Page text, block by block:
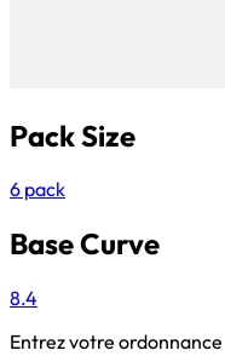
Pack Size
6 pack
Base Curve
8.4
Entrez votre ordonnance